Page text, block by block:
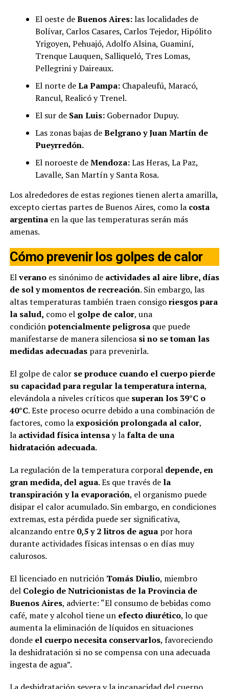
El oeste deBuenos Aires:las localidades de
Bolívar, Carlos Casares, Carlos Tejedor, Hipólito
Yrigoyen, Pehuajó, Adolfo Alsina, Guaminí,
Trenque Lauquen, Salliqueló, Tres Lomas,
Pellegrini y Daireaux.
El norte deLa Pampa: Chapaleufú, Maracó,
Rancul, Realicó y Trenel.
El sur de San Luis:Gobernador Dupuy.
Las zonas bajas deBelgrano y Juan Martín de
Pueyrredón.
El noroeste deMendoza:Las Heras, La Paz,
Lavalle, San Martín y Santa Rosa.
Los alrededores de estas regiones tienen alerta amarilla,
excepto ciertas partes de Buenos Aires, como la costa
argentinaen la que las temperaturas serán más
amenas.
Cómo prevenir los golpes de calor
Elverano es sinónimo de actividades al aire libre, días
de sol y momentos de recreación. Sin embargo, las
altas temperaturas también traen consigoriesgos para
la salud, como elgolpe de calor, una
condiciónpotencialmente peligrosaque puede
manifestarse de manera silenciosa si no se toman las
medidas adecuadaspara prevenirla.
El golpe de calor se produce cuando el cuerpo pierde
su capacidad para regular la temperatura interna,
elevándola a niveles críticos que superan los 39°C o
40°C. Este proceso ocurre debido a una combinación de
factores, como la exposición prolongada al calor,
la actividad física intensay lafalta de una
hidratación adecuada.
La regulación de la temperatura corporaldepende, en
gran medida, del agua. Es que través de la
transpiración y la evaporación, el organismo puede
disipar el calor acumulado. Sin embargo, en condiciones
extremas, esta pérdida puede ser significativa,
alcanzando entre0,5 y 2 litros de aguapor hora
durante actividades físicas intensas o en días muy
calurosos.
El licenciado en nutrición Tomás Diulio, miembro
del Colegio de Nutricionistas de la Provincia de
Buenos Aires, advierte: “El consumo de bebidas como
café, mate y alcohol tiene un efecto diurético, lo que
aumenta la eliminación de líquidos en situaciones
donde el cuerpo necesita conservarlos, favoreciendo
la deshidratación si no se compensa con una adecuada
ingesta de agua”.